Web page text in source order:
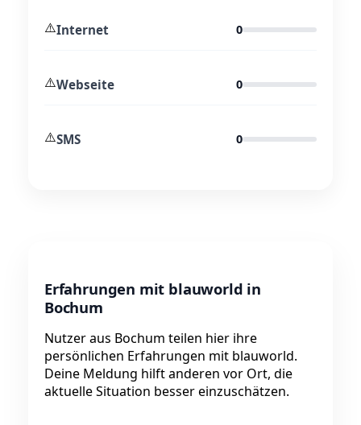
⚠️Internet 0
⚠️Webseite 0
⚠️SMS 0
Erfahrungen mit blauworld in
Bochum
Nutzer aus Bochum teilen hier ihre
persönlichen Erfahrungen mit blauworld.
Deine Meldung hilft anderen vor Ort, die
aktuelle Situation besser einzuschätzen.